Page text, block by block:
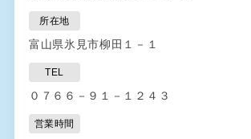
所在地
富山県氷見市柳田１－１
TEL
０７６６－９１－１２４３
営業時間